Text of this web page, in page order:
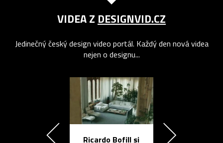
VIDEA Z DESIGNVID.CZ
Jedinečný český design video portál. Každý den nová videa
nejen o designu...
Ricardo Bofill si